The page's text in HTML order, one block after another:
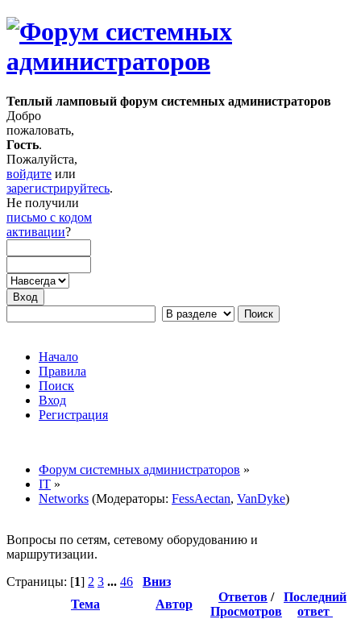
Теплый ламповый форум системных администраторов
Добро
пожаловать,
Гость.
Пожалуйста,
войдите или
зарегистрируйтесь.
Не получили
письмо с кодом
активации?
Начало
Правила
Поиск
Вход
Регистрация
Форум системных администраторов »
IT »
Networks (Модераторы: FessAectan, VanDyke)
Вопросы по сетям, сетевому оборудованию и
маршрутизации.
Страницы: [1] 2 3 ... 46
Вниз
Тема
Автор
Ответов /
Просмотров
Последний
ответ